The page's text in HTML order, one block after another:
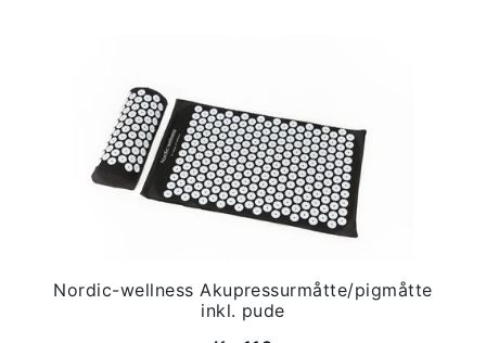
Nordic-wellness Akupressurmåtte/pigmåtte
inkl. pude